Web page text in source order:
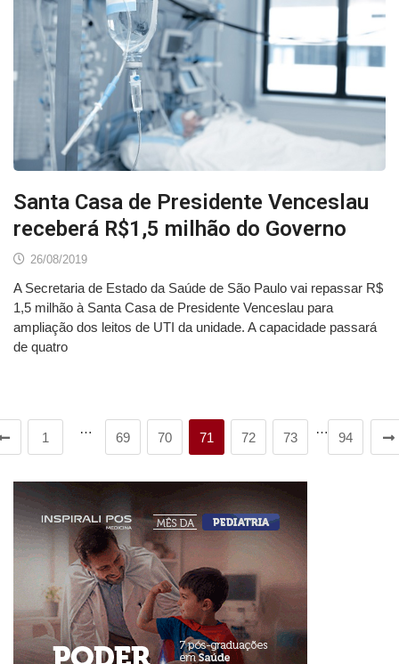
Santa Casa de Presidente Venceslau
receberá R$1,5 milhão do Governo
26/08/2019
A Secretaria de Estado da Saúde de São Paulo vai repassar R$
1,5 milhão à Santa Casa de Presidente Venceslau para
ampliação dos leitos de UTI da unidade. A capacidade passará
de quatro
1
…
69 70 71 72 73
…
94